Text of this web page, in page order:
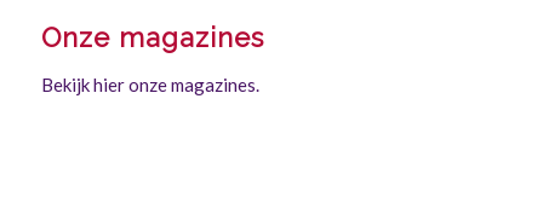
Onze magazines
Bekijk hier onze magazines.